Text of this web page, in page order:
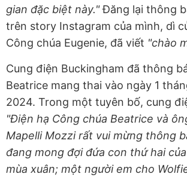
gian đặc biệt này."Đăng lại thông
trên story Instagram của mình, dì
Công chúa Eugenie, đã viết "chào
Cung điện Buckingham đã thông
Beatrice mang thai vào ngày 1
2024. Trong một tuyên bố, cung
"Điện hạ Công chúa Beatrice và
Mapelli Mozzi rất vui mừng thông
đang mong đợi đứa con thứ hai
mùa xuân; một người em cho